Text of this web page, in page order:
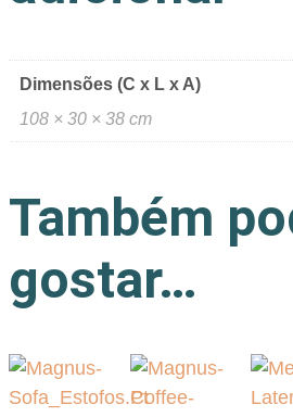
Dimensões (C x L x A)
108 × 30 × 38 cm
Também
gostar…